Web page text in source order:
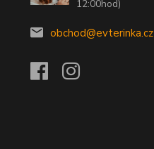
12:00hod)
obchod@evterinka.cz